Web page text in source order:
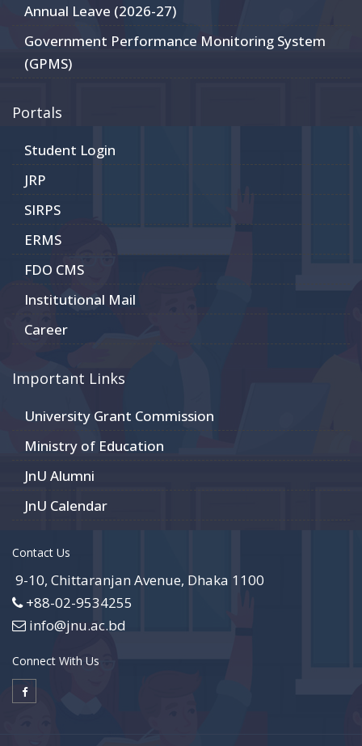
Annual Leave (2026-27)
Government Performance Monitoring System
(GPMS)
Portals
Student Login
JRP
SIRPS
ERMS
FDO CMS
Institutional Mail
Career
Important Links
University Grant Commission
Ministry of Education
JnU Alumni
JnU Calendar
Contact Us
9-10, Chittaranjan Avenue, Dhaka 1100
+88-02-9534255
info@jnu.ac.bd
Connect With Us